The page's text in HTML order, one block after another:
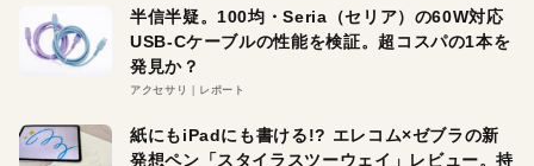
半信半疑。100均・Seria（セリア）の60W対応
USB-Cケーブルの性能を検証。超コスパの1本を
発見か？
アクセサリ レポート
紙にもiPadにも書ける!? エレコム×ゼブラの新
発想ペン「スタイラスツーウェイ」レビュー。持